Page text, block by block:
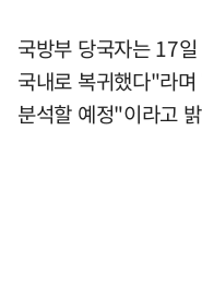
국방부 당국자는 17
국내로 복귀했다"라
분석할 예정"이라고